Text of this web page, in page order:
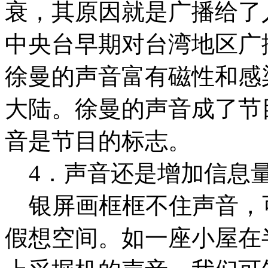
衰，其原因就是广播给
中央台早期对台湾地区
徐曼的声音富有磁性和
大陆。徐曼的声音成了
音是节目的标志。
4．声音还是增加信息
银屏画框框不住声音，
假想空间。如一座小屋